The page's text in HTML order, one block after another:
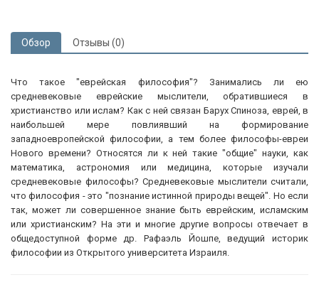
Обзор Отзывы (0)
Что такое "еврейская философия"? Занимались ли ею
средневековые еврейские мыслители, обратившиеся в
христианство или ислам? Как с ней связан Барух Спиноза, еврей, в
наибольшей мере повлиявший на формирование
западноевропейской философии, а тем более философы-евреи
Нового времени? Относятся ли к ней такие "общие" науки, как
математика, астрономия или медицина, которые изучали
средневековые философы? Средневековые мыслители считали,
что философия - это "познание истинной природы вещей". Но если
так, может ли совершенное знание быть еврейским, исламским
или христианским? На эти и многие другие вопросы отвечает в
общедоступной форме др. Рафаэль Йошпе, ведущий историк
философии из Открытого университета Израиля.